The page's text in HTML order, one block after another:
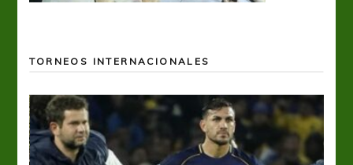
TORNEOS INTERNACIONALES